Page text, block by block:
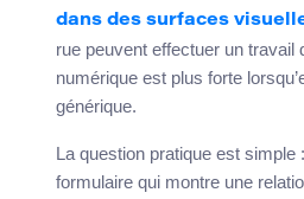
dans des surfaces
rue peuvent effectuer un travail
numérique est plus forte
générique.
La question pratique est simple
formulaire qui montre une